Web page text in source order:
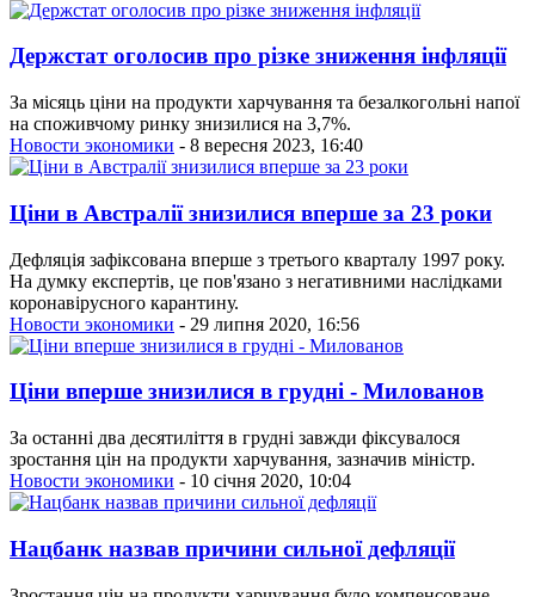
Держстат оголосив про різке зниження інфляції
За місяць ціни на продукти харчування та безалкогольні напої
на споживчому ринку знизилися на 3,7%.
Новости экономики - 8 вересня 2023, 16:40
Ціни в Австралії знизилися вперше за 23 роки
Дефляція зафіксована вперше з третього кварталу 1997 року.
На думку експертів, це пов'язано з негативними наслідками
коронавірусного карантину.
Новости экономики - 29 липня 2020, 16:56
Ціни вперше знизилися в грудні - Милованов
За останні два десятиліття в грудні завжди фіксувалося
зростання цін на продукти харчування, зазначив міністр.
Новости экономики - 10 січня 2020, 10:04
Нацбанк назвав причини сильної дефляції